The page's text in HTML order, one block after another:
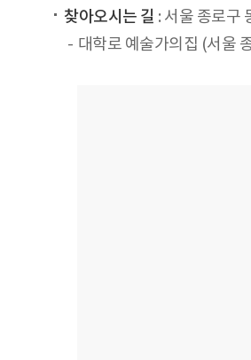
찾아오시는 길 : 서울 종로구
대학로 예술가의집 (서울